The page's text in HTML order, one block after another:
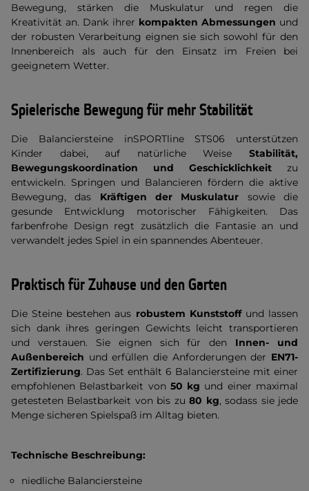
Bewegung, stärken die Muskulatur und regen die
Kreativität an. Dank ihrer kompakten Abmessungen und
der robusten Verarbeitung eignen sie sich sowohl für den
Innenbereich als auch für den Einsatz im Freien bei
geeignetem Wetter.
Spielerische Bewegung für mehr Stabilität
Die Balanciersteine inSPORTline STS06 unterstützen
Kinder dabei, auf natürliche Weise Stabilität,
Bewegungskoordination und Geschicklichkeit zu
entwickeln. Springen und Balancieren fördern die aktive
Bewegung, das Kräftigen der Muskulatur sowie die
gesunde Entwicklung motorischer Fähigkeiten. Das
farbenfrohe Design regt zusätzlich die Fantasie an und
verwandelt jedes Spiel in ein spannendes Abenteuer.
Praktisch für Zuhause und den Garten
Die Steine bestehen aus robustem Kunststoffund lassen
sich dank ihres geringen Gewichts leicht transportieren
und verstauen. Sie eignen sich für den Innen- und
Außenbereich und erfüllen die Anforderungen der EN71-
Zertifizierung. Das Set enthält 6 Balanciersteine mit einer
empfohlenen Belastbarkeit von 50 kg und einer maximal
getesteten Belastbarkeit von bis zu80 kg, sodass sie jede
Menge sicheren Spielspaß im Alltag bieten.
Technische Beschreibung:
niedliche Balanciersteine